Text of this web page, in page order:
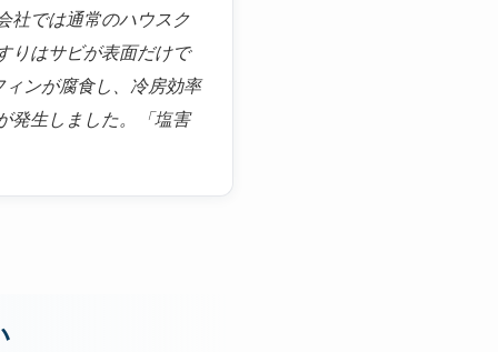
社では通常のハウスク
りはサビが表面だけで
ンが腐食し、冷房効率
発生しました。「塩害